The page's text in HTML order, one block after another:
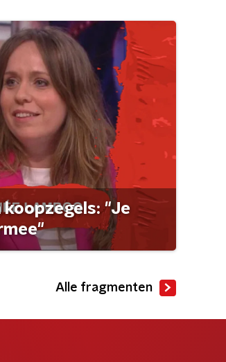
koopzegels: "Je
Alle fragmenten